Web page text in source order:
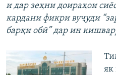
и дар зеҳни доираҳои
кардани фикри вуҷуди
барқи обӣ” дар ин
як